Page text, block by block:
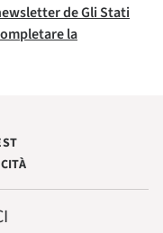
de Gli Stati
la